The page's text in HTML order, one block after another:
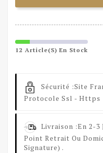
12 Article(s) En Stock
Sécurité :Site
Protocole Ssl - Https
Livraison :En 2-3
Point Retrait Ou
Signature) .